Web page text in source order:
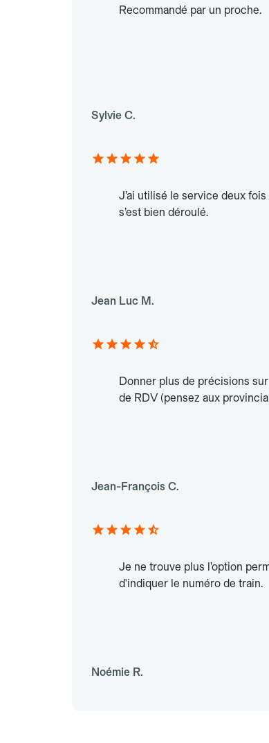
Recommandé par un proche.
Sylvie C.
J’ai utilisé le service deux
s’est bien déroulé.
Jean Luc M.
Donner plus de précisions
de RDV (pensez aux
Jean-François C.
Je ne trouve plus l’option
d'indiquer le numéro de train.
Noémie R.